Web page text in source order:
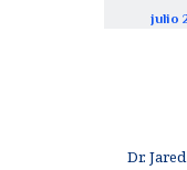
julio
Dr.